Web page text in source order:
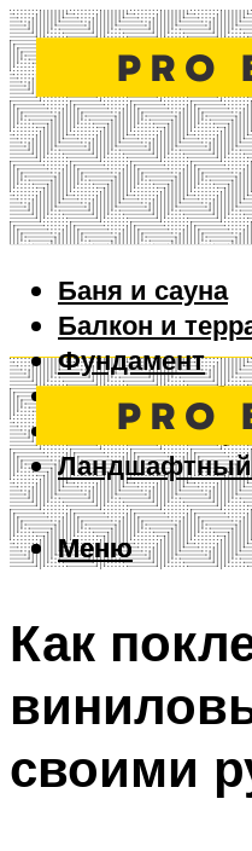
Баня и сауна
Балкон и
Фундамент
Ворота и
Дизайн
Меню
Меню
Как
своими